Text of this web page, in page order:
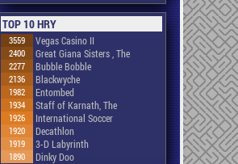
TOP 10 HRY
3559 Vegas Casino II
2400 Great Giana Sisters , The
2277 Bubble Bobble
2136 Blackwyche
1982 Entombed
1934 Staff of Karnath, The
1926 International Soccer
1920 Decathlon
1919 3-D Labyrinth
1890 Dinky Doo